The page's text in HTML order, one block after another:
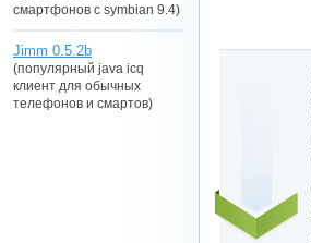
смартфонов с symbian 9.4)
Jimm 0.5.2b
(популярный java icq
клиент для обычных
телефонов и смартов)